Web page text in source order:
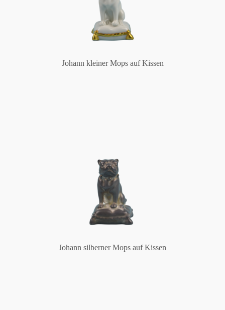
Johann kleiner Mops auf Kissen
Johann silberner Mops auf Kissen